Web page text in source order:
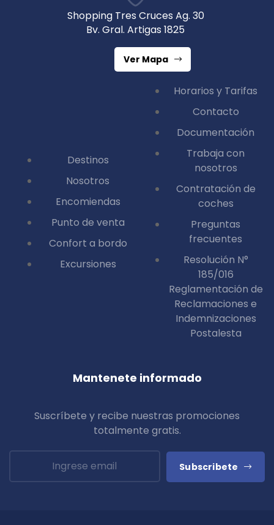
Shopping Tres Cruces Ag. 30
Bv. Gral. Artigas 1825
Ver Mapa
Destinos
Nosotros
Encomiendas
Punto de venta
Confort a bordo
Excursiones
Horarios y Tarifas
Contacto
Documentación
Trabaja con
nosotros
Contratación de
coches
Preguntas
frecuentes
Resolución N°
185/016
Reglamentación de
Reclamaciones e
Indemnizaciones
Postalesta
Mantenete informado
Suscríbete y recibe nuestras promociones
totalmente gratis.
Subscribete